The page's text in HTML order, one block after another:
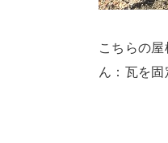
こちらの
ん：瓦を固